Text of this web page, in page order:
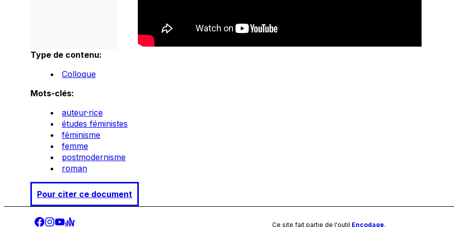
Type de contenu:
Colloque
Mots-clés:
auteur·rice
études féministes
féminisme
femme
postmodernisme
roman
Pour citer ce document
Ce site fait partie de l'outil Encodage.